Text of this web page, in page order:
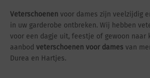
Veterschoenen voor dames zijn veelzijdig
in uw garderobe ontbreken. Wij hebben
voor een dagje uit, feestje of gewoon naar
aanbod veterschoenen voor dames van
Durea en Hartjes.